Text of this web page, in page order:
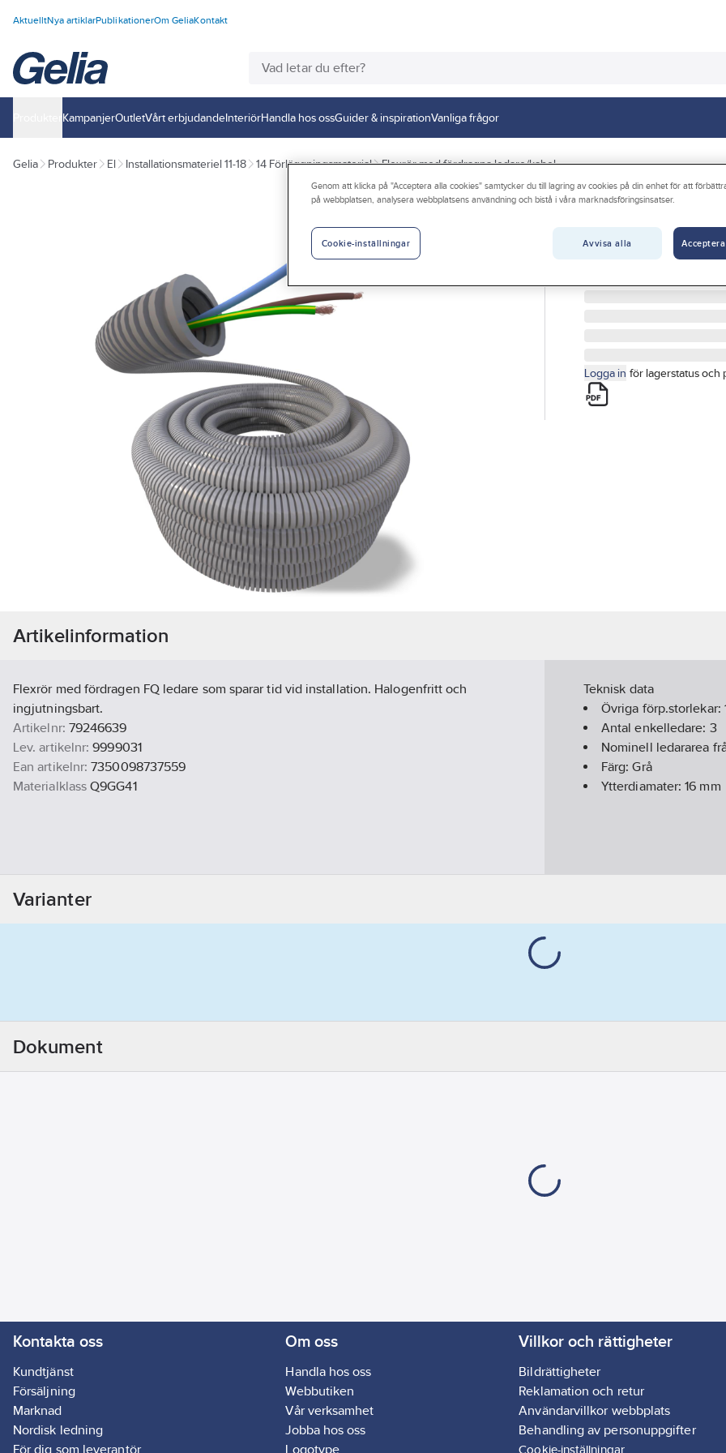
AktuelltNya artiklarPublikationerOm GeliaKontakt
KampanjerOutletVårt erbjudandeInteriörHandla hos ossGuider & inspirationVanliga frågor
Gelia Produkter El Installationsmateriel 11-18 14 Förläggningsmaterial Flexrör med fördragna ledare/kabel
Flexrör
FLEXRÖR 16/FQ 3G1,5
Logga in för lagerstatus och
Artikelinformation
Flexrör med fördragen FQ ledare som sparar tid vid installation. Halogenfritt och
ingjutningsbart.
Artikelnr: 79246639
Lev. artikelnr: 9999031
Ean artikelnr: 7350098737559
Materialklass Q9GG41
Teknisk data
Övriga förp.storlekar:
Antal enkelledare: 3
Nominell ledararea
Färg:Grå
Ytterdiamater:16 mm
Varianter
Dokument
Kontakta oss
Kundtjänst
Försäljning
Marknad
Nordisk ledning
För dig som leverantör
Om oss
Handla hos oss
Webbutiken
Vår verksamhet
Jobba hos oss
Logotype
Villkor och rättigheter
Bildrättigheter
Reklamation och retur
Användarvillkor webbplats
Behandling av personuppgifter
Cookie-inställningar
Genom att klicka på "Acceptera alla cookies" samtycker du till lagring av cookies på din enhet för att
på webbplatsen, analysera webbplatsens användning och bistå i våra marknadsföringsinsatser.
Avvisa alla
Cookie-inställningar